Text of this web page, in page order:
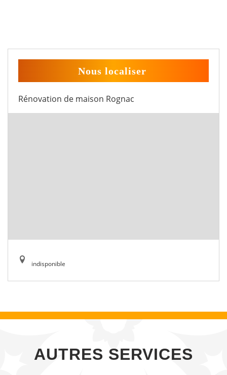
Nous localiser
Rénovation de maison Rognac
indisponible
AUTRES SERVICES